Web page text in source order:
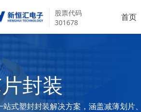
股票代码
301678
首页
封装
式塑封封装解决方案，涵盖减薄划片